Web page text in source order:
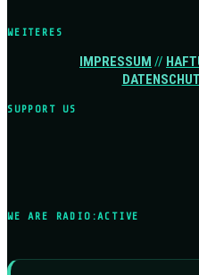
WEITERES
IMPRESSUM //
SUPPORT US
WE ARE RADIO:ACTIVE